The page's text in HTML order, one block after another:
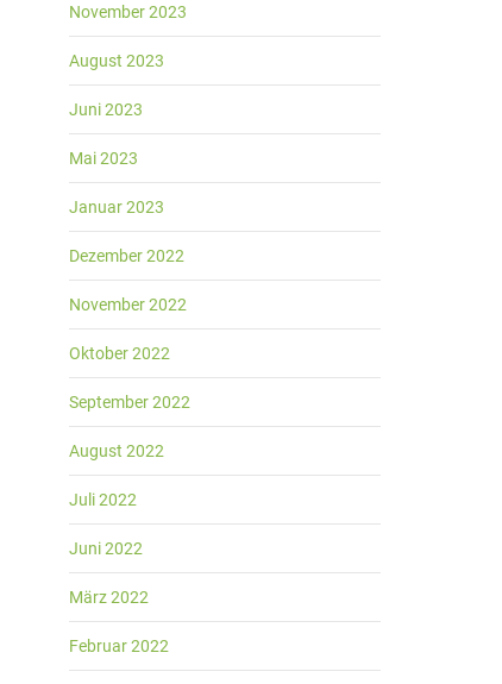
November 2023
August 2023
Juni 2023
Mai 2023
Januar 2023
Dezember 2022
November 2022
Oktober 2022
September 2022
August 2022
Juli 2022
Juni 2022
März 2022
Februar 2022